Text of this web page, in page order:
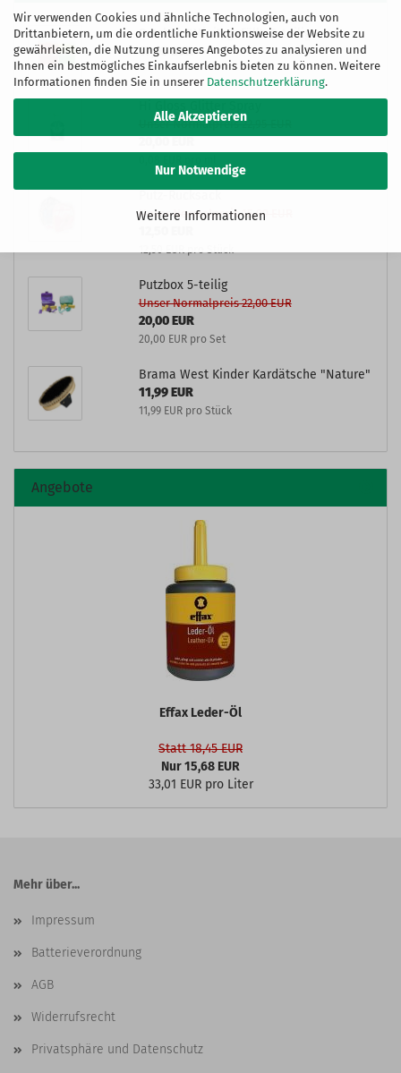
Wir verwenden Cookies und ähnliche Technologien, auch von
Drittanbietern, um die ordentliche Funktionsweise der Website zu
gewährleisten, die Nutzung unseres Angebotes zu analysieren und
Ihnen ein bestmögliches Einkaufserlebnis bieten zu können. Weitere
Informationen finden Sie in unserer Datenschutzerklärung.
Alle Akzeptieren
Nur Notwendige
Weitere Informationen
Putzbox "Mini", gefüllt, 6-teilig
17,95 EUR
Unser Normalpreis 22,95 EUR
Unser Normalpreis 15,99 EUR
12,50 EUR pro Stück
Putzbox 5-teilig
Unser Normalpreis 22,00 EUR
20,00 EUR
20,00 EUR pro Set
Brama West Kinder Kardätsche "Nature"
11,99 EUR
11,99 EUR pro Stück
Angebote
Effax Leder-Öl
Statt 18,45 EUR
Nur 15,68 EUR
33,01 EUR pro Liter
Mehr über...
Impressum
Batterieverordnung
AGB
Widerrufsrecht
Privatsphäre und Datenschutz